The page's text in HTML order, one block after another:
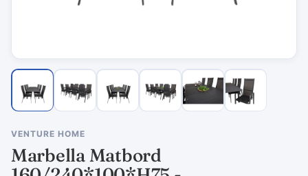
VENTURE HOME
Marbella Matbord